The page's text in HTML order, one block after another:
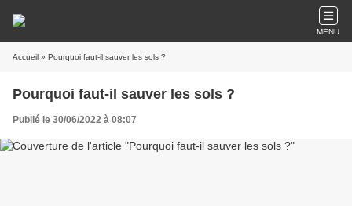
MENU
Accueil » Pourquoi faut-il sauver les sols ?
Pourquoi faut-il sauver les sols ?
Publié le 30/06/2022 à 08:07